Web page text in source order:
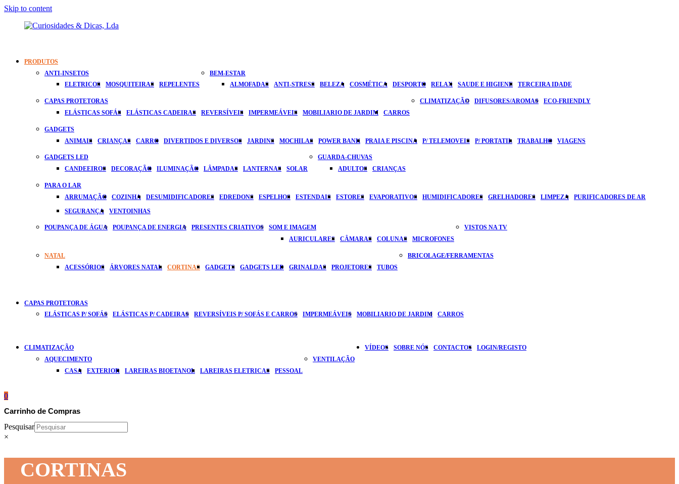
Skip to content
Por
PRODUTOS
ANTI-INSETOS
ELETRICOS
MOSQUITEIRAS REPELENTES
BEM-ESTAR
ALMOFADAS
ANTI-STRESS BELEZA COSMÉTICA DESPORTO RELAX SAUDE E HIGIENE TERCEIRA IDADE
CAPAS PROTETORAS
ELÁSTICAS SOFÁS
ELÁSTICAS CADEIRAS REVERSÍVEIS IMPERMEÁVEIS MOBILIARIO DE JARDIM CARROS
CLIMATIZAÇÃO DIFUSORES/AROMAS ECO-FRIENDLY
GADGETS
ANIMAIS
CRIANÇAS CARRO DIVERTIDOS E DIVERSOS JARDINS MOCHILAS POWER BANK PRAIA E PISCINA P/ TELEMOVEIS P/ PORTATIL TRABALHO VIAGENS
GADGETS LED
CANDEEIROS
DECORAÇÃO ILUMINAÇÃO LÂMPADAS LANTERNAS SOLAR
GUARDA-CHUVAS
ADULTOS
CRIANÇAS
PARA O LAR
ARRUMAÇÃO
COZINHA DESUMIDIFICADORES EDREDONS ESPELHOS ESTENDAIS ESTORES EVAPORATIVOS HUMIDIFICADORES GRELHADORES LIMPEZA
PURIFICADORES DE AR
SEGURANÇA
VENTOINHAS
POUPANÇA DE ÁGUA POUPANÇA DE ENERGIA PRESENTES CRIATIVOS
SOM E IMAGEM
AURICULARES
CÂMARAS COLUNAS MICROFONES
VISTOS NA TV
NATAL
ACESSÓRIOS
ÁRVORES NATAL CORTINAS GADGETS GADGETS LED GRINALDAS PROJETORES TUBOS
BRICOLAGE/FERRAMENTAS
CAPAS PROTETORAS
ELÁSTICAS P/ SOFÁS
ELÁSTICAS P/ CADEIRAS REVERSÍVEIS P/ SOFÁS E CARROS IMPERMEÁVEIS MOBILIARIO DE JARDIM CARROS
CLIMATIZAÇÃO
AQUECIMENTO
CASA
EXTERIOR LAREIRAS BIOETANOL LAREIRAS ELETRICAS PESSOAL
VENTILAÇÃO
VÍDEOS SOBRE NÓS CONTACTOS LOGIN/REGISTO
0
Carrinho de Compras
Pesquisar
×
CORTINAS